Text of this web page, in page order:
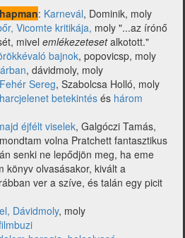
: Karnevál, Dominik, moly
Vicomte kritikája, moly "...az írónő
mivel emlékezetesetalkotott."
bajnok, popovicsp, moly
, dávidmoly, moly
Sereg, Szabolcsa Holló, moly
betekintés és három
éjfélt viselek, Galgóczi Tamás,
volna Pratchett fantasztikus
senki ne lepődjön meg, ha eme
könyv olvasásakor, kivált a
ver a szíve, és talán egy picit
Dávidmoly, moly